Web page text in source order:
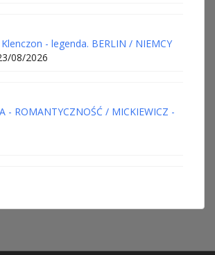
- legenda. BERLIN / NIEMCY
08/2026
- ROMANTYCZNOŚĆ / MICKIEWICZ -